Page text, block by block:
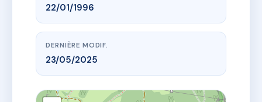
22/01/1996
DERNIÈRE MODIF.
23/05/2025